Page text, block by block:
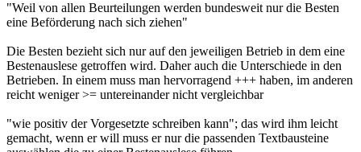
"Weil von allen Beurteilungen werden bundesweit nur die Besten
eine Beförderung nach sich ziehen"
Die Besten bezieht sich nur auf den jeweiligen Betrieb in dem eine
Bestenauslese getroffen wird. Daher auch die Unterschiede in den
Betrieben. In einem muss man hervorragend +++ haben, im anderen
reicht weniger >= untereinander nicht vergleichbar
"wie positiv der Vorgesetzte schreiben kann"; das wird ihm leicht
gemacht, wenn er will muss er nur die passenden Textbausteine